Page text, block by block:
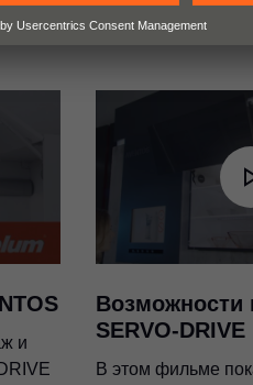
и
Возможности
SERVO-DRIVE
В этом фильме